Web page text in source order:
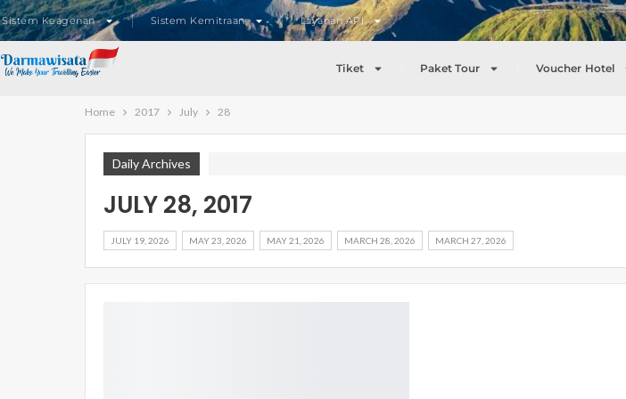
Sistem Keagenan Sistem Kemitraan Layanan API
Tiket Paket Tour Voucher Hotel
Home 2017 July 28
Daily Archives
JULY 28, 2017
JULY 19, 2026 MAY 23, 2026 MAY 21, 2026 MARCH 28, 2026 MARCH 27, 2026